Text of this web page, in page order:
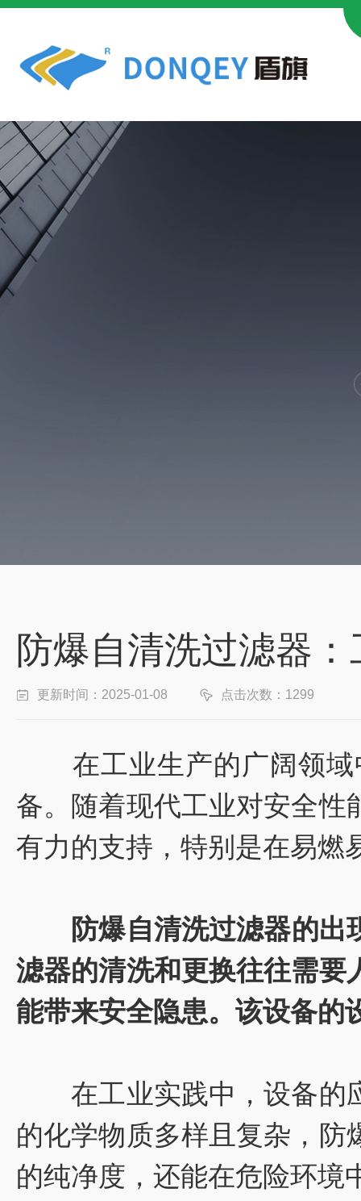
防爆自清洗过滤器
更新时间：2025-01-08 点击次数：1299
在工业生产的广阔领域
备。随着现代工业对安全性
有力的支持，特别是在易燃
防爆自清洗过滤器的出
滤器的清洗和更换往往需要
能带来安全隐患。该设备的
在工业实践中，设备的应
的化学物质多样且复杂，防
的纯净度，还能在危险环境